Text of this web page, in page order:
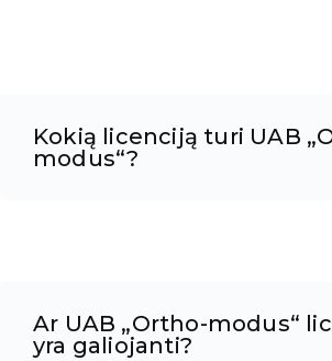
Kokią licenciją turi UAB
modus“?
Ar UAB „Ortho-modus“
yra galiojanti?